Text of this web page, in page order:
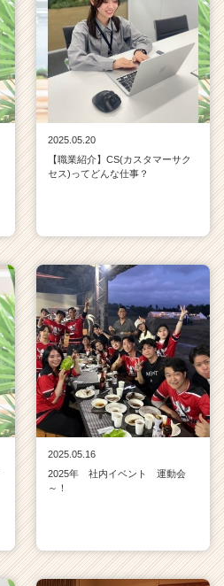
2025.05.20
【職業紹介】CS(カスタマーサク
セス)ってどんな仕事？
2025.05.16
2025年 社内イベント 運動会
～！